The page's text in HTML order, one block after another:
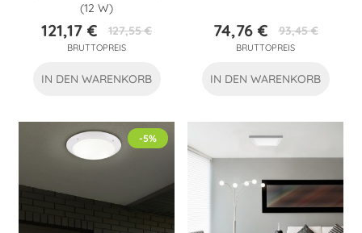
12 W)
Preis
121,17 €Verkaufspreis
127,55 €
BRUTTOPREIS
IN DEN WARENKORB
Preis
74,76 €Verkaufspreis
93,45 €
BRUTTOPREIS
IN DEN WARENKORB
-5%